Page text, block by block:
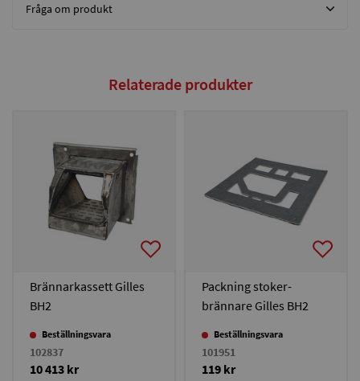
Fråga om produkt
Relaterade produkter
Brännarkassett Gilles
BH2
Beställningsvara
102837
10 413 kr
Packning stoker-
brännare Gilles BH2
Beställningsvara
101951
119 kr